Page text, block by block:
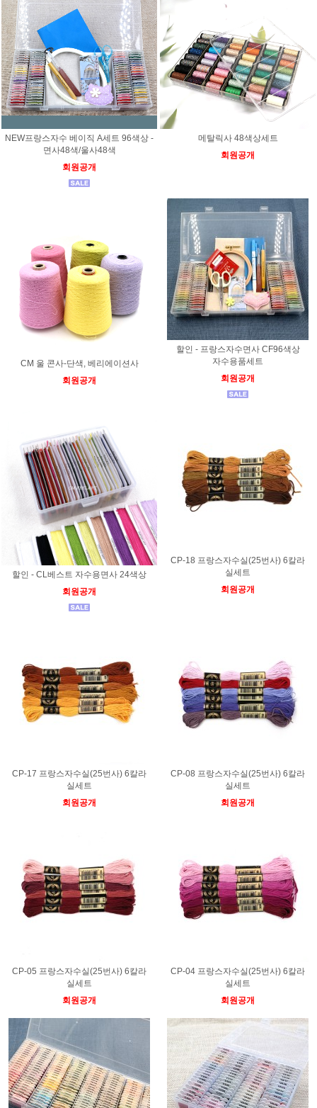
NEW프랑스자수 베이직 A세트 96색상 -
면사48색/울사48색
회원공개
메탈릭사 48색상세트
회원공개
CM 울 콘사-단색, 베리에이션사
회원공개
할인 - 프랑스자수면사 CF96색상
자수용품세트
회원공개
할인 - CL베스트 자수용면사 24색상
회원공개
CP-18 프랑스자수실(25번사) 6칼라
실세트
회원공개
CP-17 프랑스자수실(25번사) 6칼라
실세트
회원공개
CP-08 프랑스자수실(25번사) 6칼라
실세트
회원공개
CP-05 프랑스자수실(25번사) 6칼라
실세트
회원공개
CP-04 프랑스자수실(25번사) 6칼라
실세트
회원공개